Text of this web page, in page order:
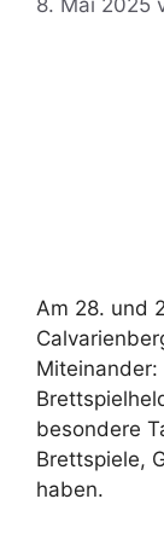
Am 28. und
Miteinander:
besondere
Brettspiele,
haben.